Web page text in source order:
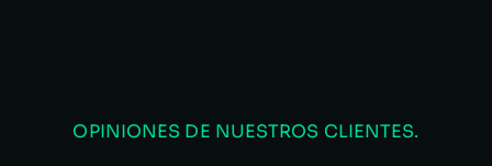
OPINIONES DE NUESTROS CLIENTES.